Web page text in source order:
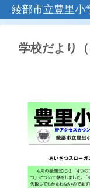
綾部市立豊里小
学校だより（